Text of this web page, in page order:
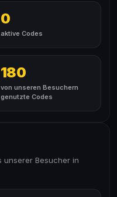
0
aktive Codes
180
von unseren Besuchern
genutzte Codes
unserer Besucher in